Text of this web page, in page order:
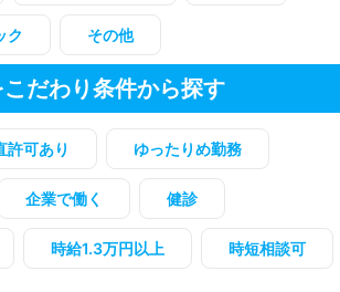
ク その他
だわり条件から探す
許可あり ゆったりめ勤務
企業で働く 健診
時給1.3万円以上 時短相談可